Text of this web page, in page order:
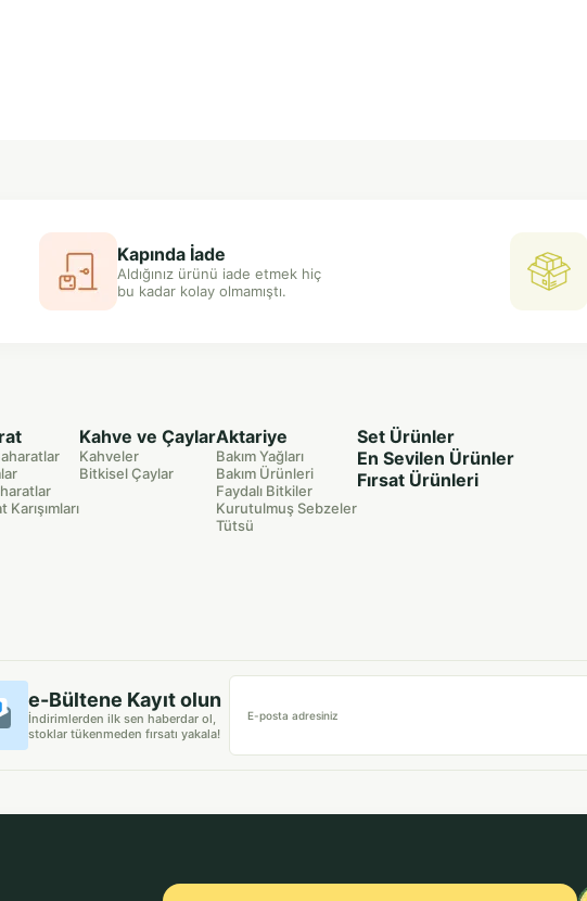
Kapında İade
Aldığınız ürünü iade etmek hiç
bu kadar kolay olmamıştı.
Karışımları
Kahve ve Çaylar
Kahveler
Bitkisel Çaylar
Aktariye
Bakım Yağları
Bakım Ürünleri
Faydalı Bitkiler
Kurutulmuş Sebzeler
Tütsü
Set Ürünler
En Sevilen Ürünler
Fırsat Ürünleri
e-Bültene Kayıt olun
İndirimlerden ilk sen haberdar ol,
stoklar tükenmeden fırsatı yakala!
E-posta adresiniz